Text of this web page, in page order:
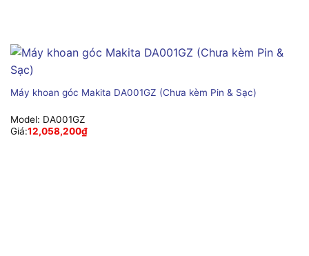
Máy khoan góc Makita DA001GZ (Chưa kèm Pin & Sạc)
Model: DA001GZ
Giá:12,058,200₫